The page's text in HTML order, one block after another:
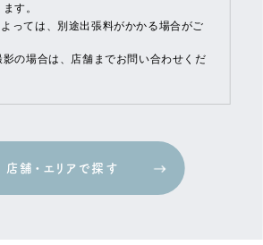
す。
っては、別途出張料がかかる場合がご
の場合は、店舗までお問い合わせくだ
店舗・エリアで探す